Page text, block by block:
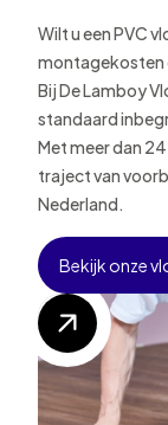
Wilt u een PVC
Bij De Lamboy
standaard
Met meer dan
traject van
Nederland.
Bekijk onze